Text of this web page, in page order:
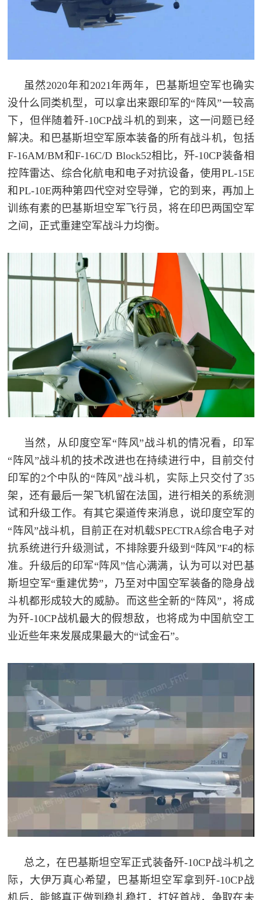
虽然2020年和2021年两年，巴基斯坦空军也确实
没什么同类机型，可以拿出来跟印军的“阵风”一较高
下，但伴随着歼-10CP战斗机的到来，这一问题已经
解决。和巴基斯坦空军原本装备的所有战斗机，包括
F-16AM/BM和F-16C/D Block52相比，歼-10CP装备相
控阵雷达、综合化航电和电子对抗设备，使用PL-15E
和PL-10E两种第四代空对空导弹，它的到来，再加上
训练有素的巴基斯坦空军飞行员，将在印巴两国空军
之间，正式重建空军战斗力均衡。
当然，从印度空军“阵风”战斗机的情况看，印军
“阵风”战斗机的技术改进也在持续进行中，目前交付
印军的2个中队的“阵风”战斗机，实际上只交付了35
架，还有最后一架飞机留在法国，进行相关的系统测
试和升级工作。有其它渠道传来消息，说印度空军的
“阵风”战斗机，目前正在对机载SPECTRA综合电子对
抗系统进行升级测试，不排除要升级到“阵风”F4的标
准。升级后的印军“阵风”信心满满，认为可以对巴基
斯坦空军“重建优势”，乃至对中国空军装备的隐身战
斗机都形成较大的威胁。而这些全新的“阵风”，将成
为歼-10CP战机最大的假想敌，也将成为中国航空工
业近些年来发展成果最大的“试金石”。
总之，在巴基斯坦空军正式装备歼-10CP战斗机之
际，大伊万真心希望，巴基斯坦空军拿到歼-10CP战
机后，能够真正做到稳扎稳打，打好首战，争取在未